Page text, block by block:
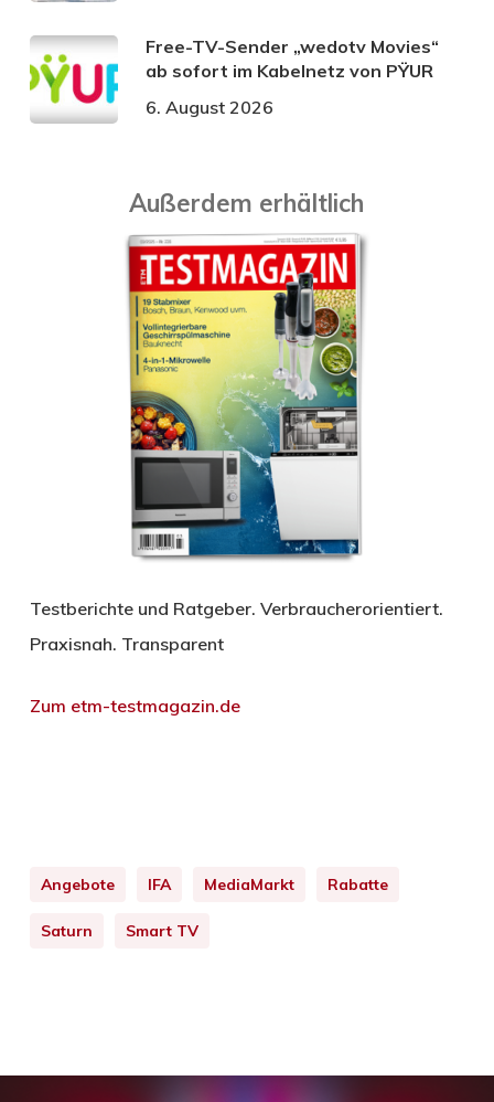
Free-TV-Sender „wedotv Movies“
ab sofort im Kabelnetz von PŸUR
6. August 2026
Außerdem erhältlich
Testberichte und Ratgeber. Verbraucherorientiert.
Praxisnah. Transparent
Zum etm-testmagazin.de
Angebote IFA MediaMarkt Rabatte
Saturn Smart TV